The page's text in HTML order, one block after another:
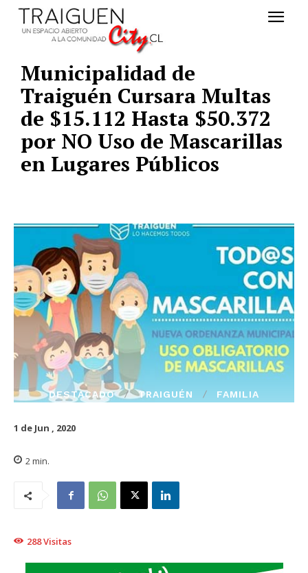
Municipalidad de
Traiguén Cursara Multas
de $15.112 Hasta $50.372
por NO Uso de Mascarillas
en Lugares Públicos
DESTACADO TRAIGUÉN FAMILIA
1 de Jun , 2020
2 min.
288Visitas